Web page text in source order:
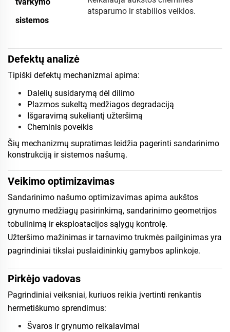
sistemos
atsparumo ir stabilios veiklos.
Defektų analizė
Tipiški defektų mechanizmai apima:
Dalelių susidarymą dėl dilimo
Plazmos sukeltą medžiagos degradaciją
Išgaravimą sukeliantį užteršimą
Cheminis poveikis
Šių mechanizmų supratimas leidžia pagerinti sandarinimo
konstrukciją ir sistemos našumą.
Veikimo optimizavimas
Sandarinimo našumo optimizavimas apima aukštos
grynumo medžiagų pasirinkimą, sandarinimo geometrijos
tobulinimą ir eksploatacijos sąlygų kontrolę.
Užteršimo mažinimas ir tarnavimo trukmės pailginimas yra
pagrindiniai tikslai puslaidininkių gamybos aplinkoje.
Pirkėjo vadovas
Pagrindiniai veiksniai, kuriuos reikia įvertinti renkantis
hermetiškumo sprendimus:
Švaros ir grynumo reikalavimai